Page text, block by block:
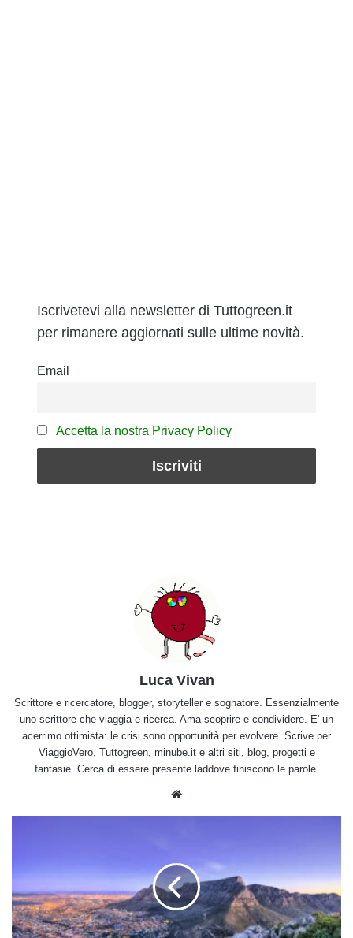
Iscrivetevi alla newsletter di Tuttogreen.it
per rimanere aggiornati sulle ultime novità.
Email
Accetta la nostra Privacy Policy
Luca Vivan
Scrittore e ricercatore, blogger, storyteller e sognatore. Essenzialmente
uno scrittore che viaggia e ricerca. Ama scoprire e condividere. E' un
acerrimo ottimista: le crisi sono opportunità per evolvere. Scrive per
ViaggioVero, Tuttogreen, minube.it e altri siti, blog, progetti e
fantasie. Cerca di essere presente laddove finiscono le parole.
i
trucchi
per